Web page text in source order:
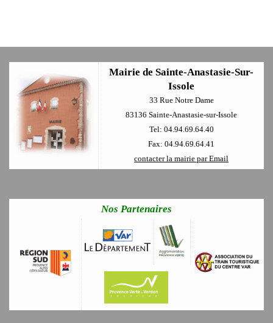
Mairie de Sainte-Anastasie-Sur-
Issole
33 Rue Notre Dame
83136 Sainte-Anastasie-sur-Issole
Tel: 04.94.69.64.40
Fax: 04.94.69.64.41
contacter la mairie par Email
Nos Partenaires